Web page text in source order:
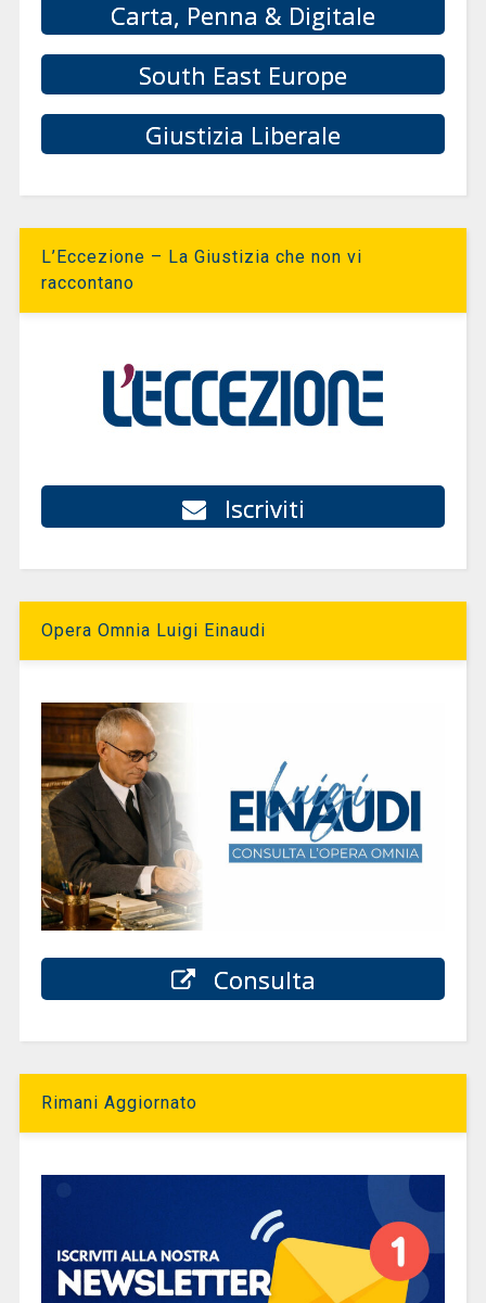
Carta, Penna & Digitale
South East Europe
Giustizia Liberale
L’Eccezione – La Giustizia che non vi
raccontano
Iscriviti
Opera Omnia Luigi Einaudi
Consulta
Rimani Aggiornato